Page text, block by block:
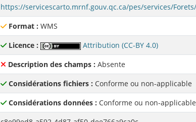
Format : WMS
Licence :
Attribution (CC-BY 4.0)
Description des champs : Absente
Considérations fichiers : Conforme ou non-applicable
Considérations données : Conforme ou non-applicable